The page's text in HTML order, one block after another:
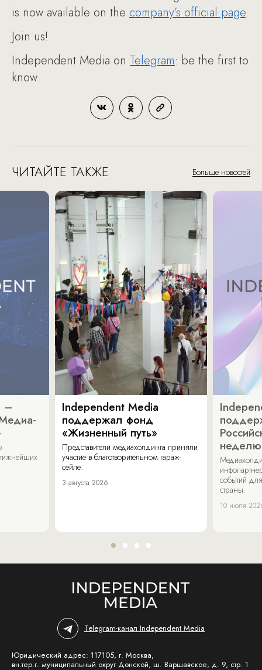
is now available on the company’s official page.
Join us!
Independent Media on Telegram: be the first to
know.
ЧИТАЙТЕ ТАКЖЕ Больше новостей
–
Independent Media
поддержал фонд
«Жизненный путь»
Представители медиахолдинга приняли
участие в благотворительном гараж-
сейле.
3 августа 2026
неделю
событий
страны.
10 июля
Telegram-канал Independent Media
Юридический адрес: 117105, г. Москва,
вн.тер.г. муниципальный округ Донской, ш. Варшавское, д. 9, стр. 1